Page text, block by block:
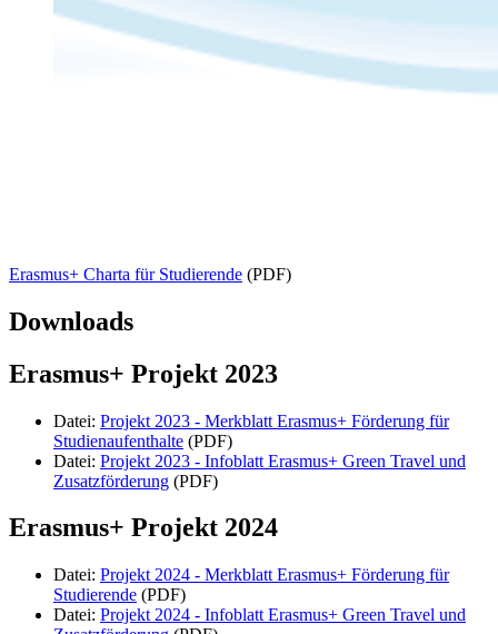
Erasmus+ Charta für Studierende (PDF)
Downloads
Erasmus+ Projekt 2023
Datei: Projekt 2023 - Merkblatt Erasmus+ Förderung für
Studienaufenthalte (PDF)
Datei: Projekt 2023 - Infoblatt Erasmus+ Green Travel und
Zusatzförderung (PDF)
Erasmus+ Projekt 2024
Datei: Projekt 2024 - Merkblatt Erasmus+ Förderung für
Studierende (PDF)
Datei: Projekt 2024 - Infoblatt Erasmus+ Green Travel und